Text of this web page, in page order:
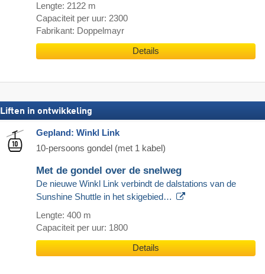
Lengte: 2122 m
Capaciteit per uur: 2300
Fabrikant: Doppelmayr
Details
Liften in ontwikkeling
Gepland: Winkl Link
10-persoons gondel (met 1 kabel)
Met de gondel over de snelweg
De nieuwe Winkl Link verbindt de dalstations van de
Sunshine Shuttle in het skigebied…
Lengte: 400 m
Capaciteit per uur: 1800
Details